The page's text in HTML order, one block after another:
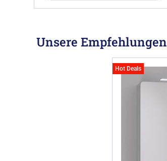
Unsere Empfehlungen
Hot Deals